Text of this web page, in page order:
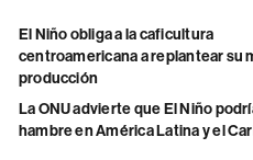
El Niño obliga a la caficultura
centroamericana a replantear su
producción
La ONU advierte que El Niño
hambre en América Latina y el